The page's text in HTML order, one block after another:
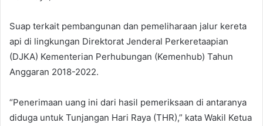
Suap terkait pembangunan dan pemeliharaan jalur kereta
api di lingkungan Direktorat Jenderal Perkeretaapian
(DJKA) Kementerian Perhubungan (Kemenhub) Tahun
Anggaran 2018-2022.
“Penerimaan uang ini dari hasil pemeriksaan di antaranya
diduga untuk Tunjangan Hari Raya (THR),” kata Wakil Ketua